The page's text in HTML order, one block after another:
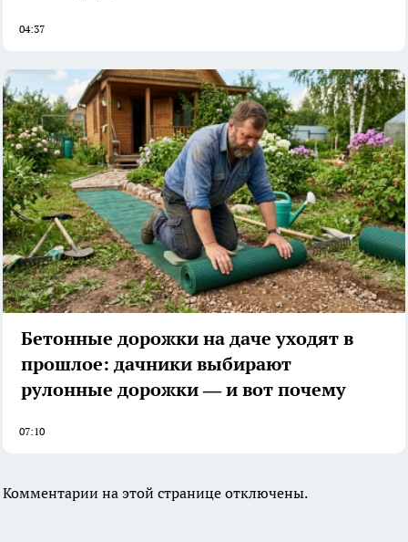
04:37
Бетонные дорожки на даче уходят в
прошлое: дачники выбирают
рулонные дорожки — и вот почему
07:10
Комментарии на этой странице отключены.